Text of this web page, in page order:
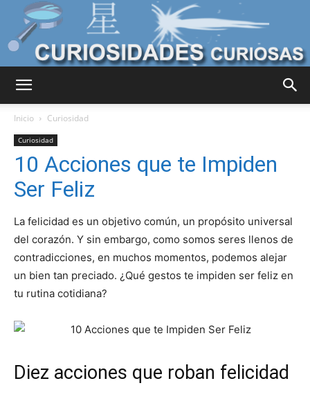
Curiosas
del
Mundo
Inicio Curiosidad
Curiosidad
10 Acciones que te Impiden
Ser Feliz
La felicidad es un objetivo común, un propósito universal
del corazón. Y sin embargo, como somos seres llenos de
contradicciones, en muchos momentos, podemos alejar
un bien tan preciado. ¿Qué gestos te impiden ser feliz en
tu rutina cotidiana?
Diez acciones que roban felicidad